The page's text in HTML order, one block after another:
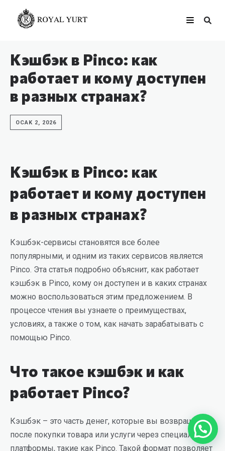
Кэшбэк в Pinco: как
работает и кому доступен
в разных странах?
OCAK 2, 2026
Кэшбэк в Pinco: как
работает и кому доступен
в разных странах?
Кэшбэк-сервисы становятся все более
популярными, и одним из таких сервисов является
Pinco. Эта статья подробно объяснит, как работает
кэшбэк в Pinco, кому он доступен и в каких странах
можно воспользоваться этим предложением. В
процессе чтения вы узнаете о преимуществах,
условиях, а также о том, как начать зарабатывать с
помощью Pinco.
Что такое кэшбэк и как
работает Pinco?
Кэшбэк – это часть денег, которые вы возвращаете
после покупки товара или услуги через специальные
платформы, такие как Pinco. Такой формат позволяет